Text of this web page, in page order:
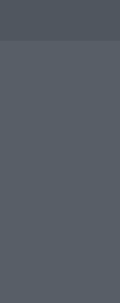
Pacini, "siamo